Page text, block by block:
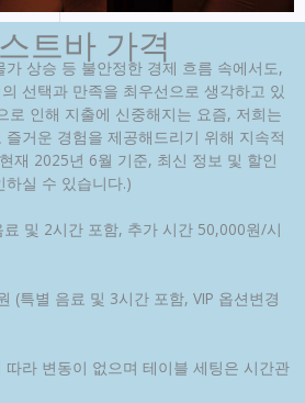
트바 가격
상승 등 불안정한 경제 흐름 속에서도,
선택과 만족을 최우선으로 생각하고 있
로 인해 지출에 신중해지는 요즘, 저희는
거운 경험을 제공해드리기 위해 지속적
재 2025년 6월 기준, 최신 정보 및 할인
실 수 있습니다.)
및 2시간 포함, 추가 시간 50,000원/시
(특별 음료 및 3시간 포함, VIP 옵션변경
라 변동이 없으며 테이블 세팅은 시간관